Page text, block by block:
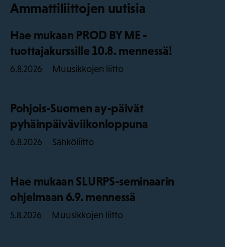
Ammattiliittojen uutisia
Hae mukaan PROD BY ME -
tuottajakurssille 10.8. mennessä!
6.8.2026 Muusikkojen liitto
Pohjois-Suomen ay-päivät
pyhäinpäiväviikonloppuna
6.8.2026 Sähköliitto
Hae mukaan SLURPS-seminaarin
ohjelmaan 6.9. mennessä
5.8.2026 Muusikkojen liitto